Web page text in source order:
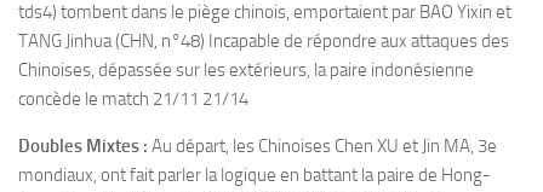
tds4) tombent dans le piège chinois, emportaient par BAO Yixin et
TANG Jinhua (CHN, n°48) Incapable de répondre aux attaques des
Chinoises, dépassée sur les extérieurs, la paire indonésienne
concède le match 21/11 21/14
Doubles Mixtes : Au départ, les Chinoises Chen XU et Jin MA, 3e
mondiaux, ont fait parler la logique en battant la paire de Hong-